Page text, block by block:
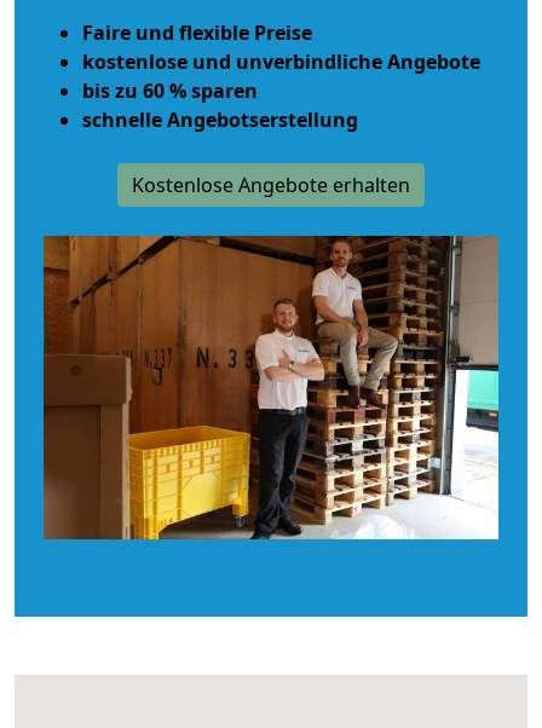
Faire und flexible Preise
kostenlose und unverbindliche Angebote
bis zu 60 % sparen
schnelle Angebotserstellung
Kostenlose Angebote erhalten